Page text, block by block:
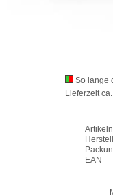
So lange
Lieferzeit
EAN